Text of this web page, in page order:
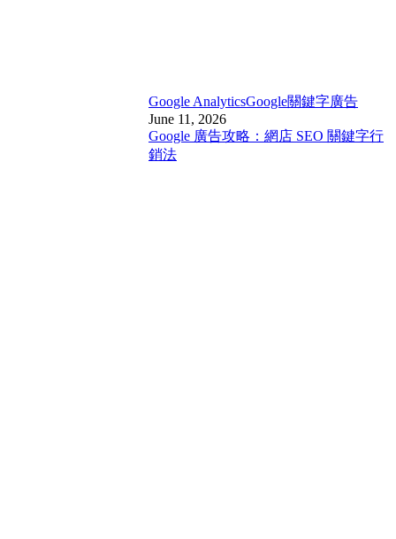
Google AnalyticsGoogle關鍵字廣告
June 11, 2026
Google 廣告攻略：網店 SEO 關鍵字行
銷法